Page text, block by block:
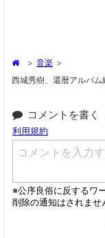
> 音楽 >
西城秀樹、還暦アルバ
コメントを書く